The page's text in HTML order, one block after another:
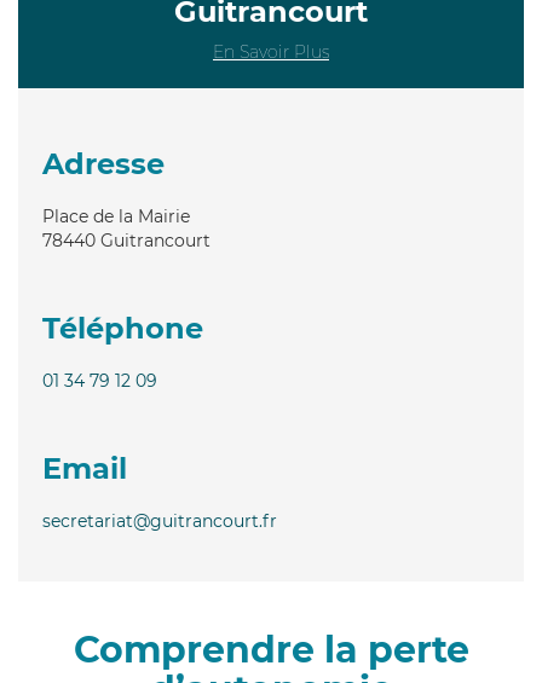
Guitrancourt
En Savoir Plus
Adresse
Place de la Mairie
78440 Guitrancourt
Téléphone
01 34 79 12 09
Email
secretariat@guitrancourt.fr
Comprendre la perte